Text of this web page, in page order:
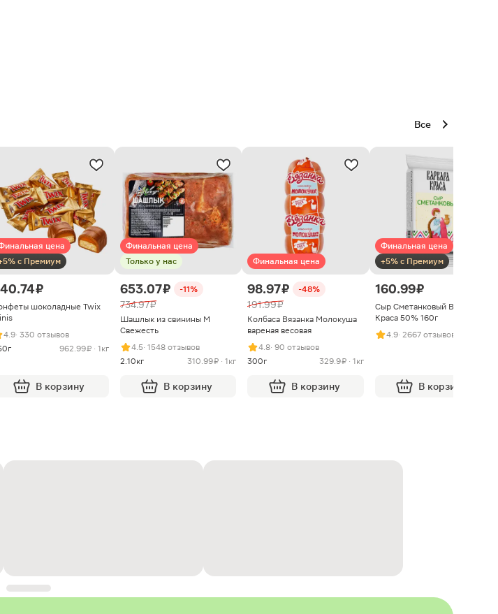
Все
цена
с Премиум
₽
шоколадные Twix
4.9· 330 отзывов
962.99 ₽ · 1кг
В корзину
Финальная цена
Только у нас
653.07 ₽ -11%
734.97 ₽
Шашлык из свинины М
Свежесть
4.5· 1548 отзывов
2.10кг
310.99 ₽ · 1кг
В корзину
Финальная цена
98.97 ₽ -48%
191.99 ₽
Колбаса Вязанка Молокуша
вареная весовая
4.8· 90 отзывов
300г
329.9 ₽ · 1кг
В корзину
Финальная цена
+5% с Премиум
160.99 ₽
Сыр Сметанковый Варвара
Краса 50% 160г
4.9· 2667 отзывов
В корзину